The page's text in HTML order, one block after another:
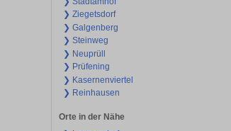
❯ Ziegetsdorf
❯ Galgenberg
❯ Steinweg
❯ Neuprüll
❯ Prüfening
❯ Kasernenviertel
❯ Reinhausen
Orte in der Nähe